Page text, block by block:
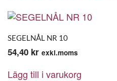
SEGELNÅL NR 10
54,40 kr exkl.moms
Lägg till i varukorg